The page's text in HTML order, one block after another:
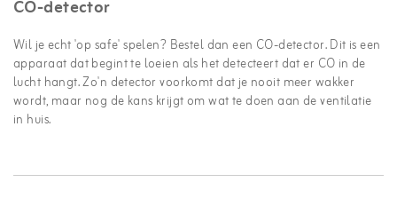
CO-detector
Wil je echt 'op safe' spelen? Bestel dan een CO-detector. Dit is een
apparaat dat begint te loeien als het detecteert dat er CO in de
lucht hangt. Zo'n detector voorkomt dat je nooit meer wakker
wordt, maar nog de kans krijgt om wat te doen aan de ventilatie
in huis.